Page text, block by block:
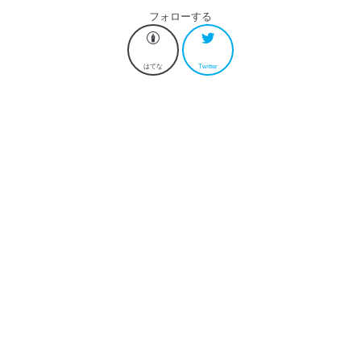
フォローする
はてな Twitter